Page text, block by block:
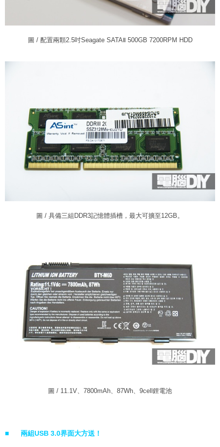
圖 / 配置兩顆2.5吋Seagate SATAⅡ 500GB 7200RPM HDD
圖 / 具備三組DDR3記憶體插槽，最大可擴至12GB。
圖 / 11.1V、7800mAh、87Wh、9cell鋰電池
■ 兩組USB 3.0界面大方送！